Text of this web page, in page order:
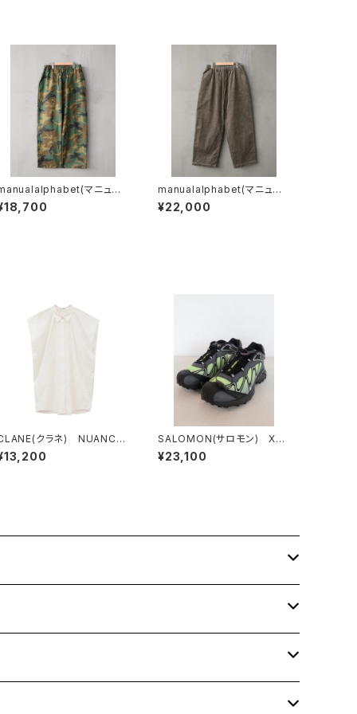
マニュア
アルファベット) RIPSTO
EASY BAKER PANTS
manualalphabet(マニュア
ルアルファベット) 10W CO
RDUROY EASY PANTS
¥22,000
クラネ) NUANCE
OVER SHIRT
WHITE
SALOMON(サロモン) XTｰ
WHISPER
¥23,100